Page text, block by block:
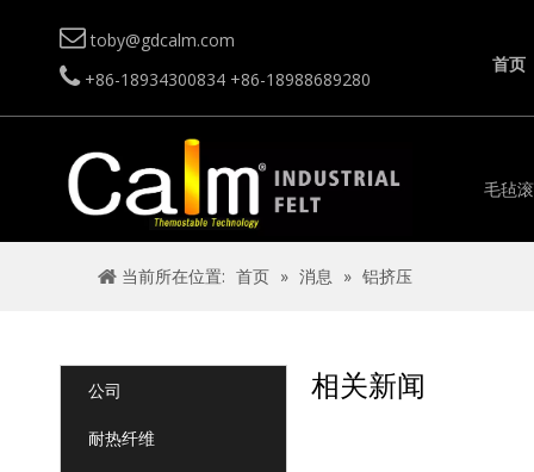
 toby@gdcalm.com
+86-18934300834 +86-18988689280
首页
毛毡
当前所在位置: 首页 » 消息 » 铝挤压
公司
耐热纤维
相关新闻